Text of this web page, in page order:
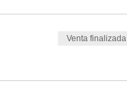
Venta finalizada